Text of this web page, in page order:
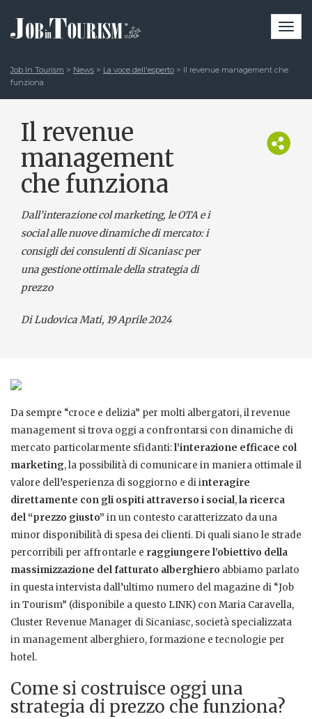
Job In Tourism > News > La voce dell'esperto > Il revenue management che
funziona
Il revenue
management
che funziona
Dall’interazione col marketing, le OTA e i
social alle nuove dinamiche di mercato: i
consigli dei consulenti di Sicaniasc per
una gestione ottimale della strategia di
prezzo
Di Ludovica Mati, 19 Aprile 2024
Da sempre “croce e delizia” per molti albergatori, il revenue
management si trova oggi a confrontarsi con dinamiche di
mercato particolarmente sfidanti:l’interazione efficace col
marketing, la possibilità di comunicare in maniera ottimale il
valore dell’esperienza di soggiorno e di interagire
direttamente con gli ospiti attraverso i social,la ricerca
del “prezzo giusto” in un contesto caratterizzato da una
minor disponibilità di spesa dei clienti. Di quali siano le strade
percorribili per affrontarle e raggiungere l’obiettivo della
massimizzazione del fatturato alberghiero abbiamo parlato
in questa intervista dall’ultimo numero del magazine di “Job
in Tourism” (disponibile a questo LINK) con Maria Caravella,
Cluster Revenue Manager di Sicaniasc, società specializzata
in management alberghiero, formazione e tecnologie per
hotel.
Come si costruisce oggi una
strategia di prezzo che funziona?